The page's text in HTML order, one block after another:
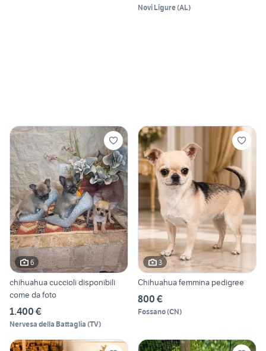
Novi Ligure(AL)
6
chihuahua cuccioli disponibili
come da foto
1.400 €
Nervesa della Battaglia (TV)
3
Chihuahua femmina pedigree
800 €
Fossano(CN)